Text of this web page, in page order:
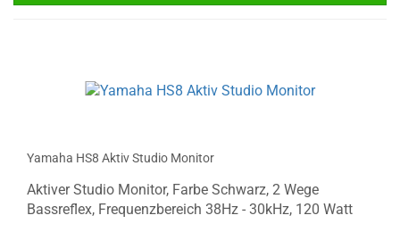
Yamaha HS8 Aktiv Studio Monitor
Aktiver Studio Monitor, Farbe Schwarz, 2 Wege
Bassreflex, Frequenzbereich 38Hz - 30kHz, 120 Watt